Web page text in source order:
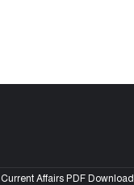
Affairs PDF Download